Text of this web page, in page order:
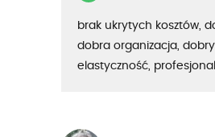
brak ukrytych kosztów,
dobra organizacja,
elastyczność,